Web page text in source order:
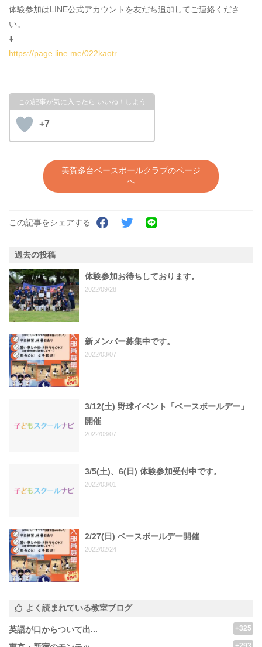
体験参加はLINE公式アカウントを友だち追加してご連絡くださ
い。
⬇️
https://page.line.me/022kaotr
+7
美賀多台ベースボールクラブのページ
へ
この記事をシェアする
過去の投稿
体験参加お待ちしております。
2022/09/28
新メンバー募集中です。
2022/03/07
3/12(土) 野球イベント「ベースボールデー」
開催
2022/03/07
3/5(土)、6(日) 体験参加受付中です。
2022/03/01
2/27(日) ベースボールデー開催
2022/02/24
よく読まれている教室ブログ
英語が口からついて出... +325